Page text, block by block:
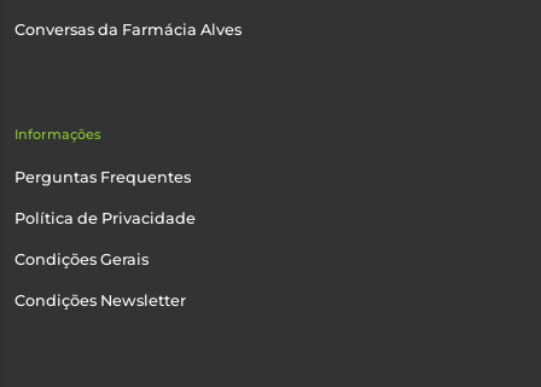
Conversas da Farmácia Alves
Informações
Perguntas Frequentes
Política de Privacidade
Condições Gerais
Condições Newsletter